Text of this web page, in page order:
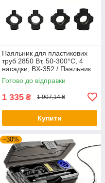
Паяльник для пластикових
труб 2850 Вт, 50-300°C, 4
насадки, BX-352 / Паяльник
для труб / Паяльник для
пайки труб
Готово до відправки
1 335 ₴ 1 907,14 ₴
Купити
–30%